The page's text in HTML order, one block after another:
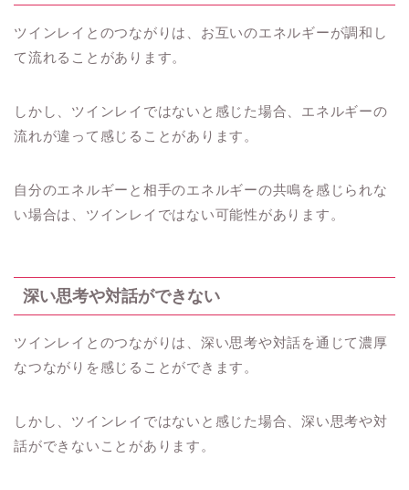
ツインレイとのつながりは、お互いのエネルギーが調和し
て流れることがあります。
しかし、ツインレイではないと感じた場合、エネルギーの
流れが違って感じることがあります。
自分のエネルギーと相手のエネルギーの共鳴を感じられな
い場合は、ツインレイではない可能性があります。
深い思考や対話ができない
ツインレイとのつながりは、深い思考や対話を通じて濃厚
なつながりを感じることができます。
しかし、ツインレイではないと感じた場合、深い思考や対
話ができないことがあります。